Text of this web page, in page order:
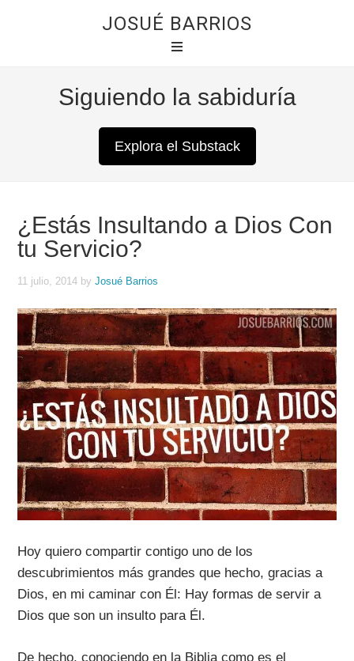
JOSUÉ BARRIOS
Siguiendo la sabiduría
Explora el Substack
¿Estás Insultando a Dios Con
tu Servicio?
11 julio, 2014 byJosué Barrios
Hoy quiero compartir contigo uno de los
descubrimientos más grandes que hecho, gracias a
Dios, en mi caminar con Él: Hay formas de servir a
Dios que son un insulto para Él.
De hecho, conociendo en la Biblia como es el